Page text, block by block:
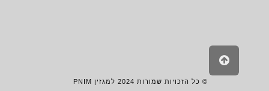
© כל הזכויות שמורות 2024 למגזין PNIM
גלילה
לראש
העמוד